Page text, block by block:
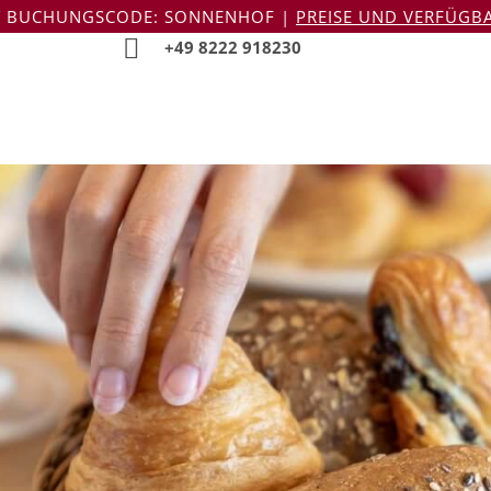
a[target="_blank"]:focus{ outline: 2px solid #000; outline-
SONNENHOF | PREISE UND
+49 8222 918230